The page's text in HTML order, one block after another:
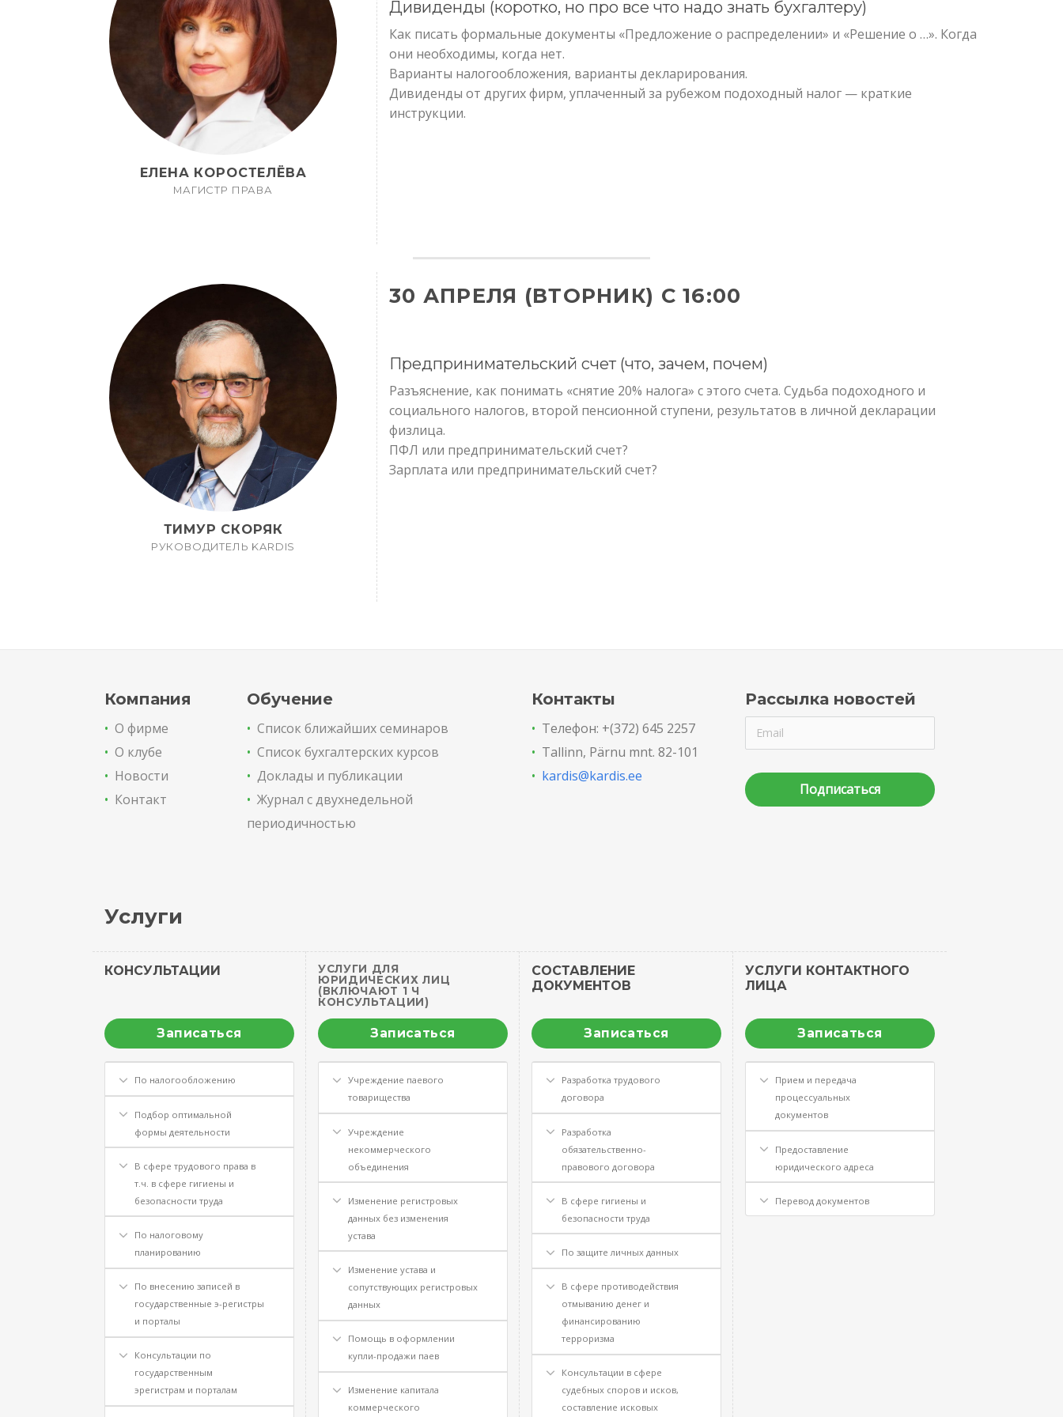
ЕЛЕНА КОРОСТЕЛЁВА
МАГИСТР ПРАВА
Дивиденды (коротко, но про все что надо знать бухгалтеру)
Как писать формальные документы «Предложение о распределении» и «Решение о …». Когда
они необходимы, когда нет.
Варианты налогообложения, варианты декларирования.
Дивиденды от других фирм, уплаченный за рубежом подоходный налог — краткие
инструкции.
ТИМУР СКОРЯК
РУКОВОДИТЕЛЬ KARDIS
30 АПРЕЛЯ (ВТОРНИК) С 16:00
Предпринимательский счет (что, зачем, почем)
Разъяснение, как понимать «снятие 20% налога» с этого счета. Судьба подоходного и
социального налогов, второй пенсионной ступени, результатов в личной декларации
физлица.
ПФЛ или предпринимательский счет?
Зарплата или предпринимательский счет?
Компания
• О фирме
• О клубе
• Новости
• Контакт
Обучение
• Список ближайших семинаров
• Список бухгалтерских курсов
• Доклады и публикации
• Журнал с двухнедельной
периодичностью
Контакты
• Телефон: +(372) 645 2257
• Tallinn, Pärnu mnt. 82-101
• kardis@kardis.ee
Рассылка новостей
Подписаться
Услуги
КОНСУЛЬТАЦИИ
Записаться
По налогообложению
Подбор оптимальной
формы деятельности
В сфере трудового права в
т.ч. в сфере гигиены и
безопасности труда
По налоговому
планированию
По внесению записей в
государственные э-регистры
и порталы
Консультации по
государственным
эрегистрам и порталам
УСЛУГИ ДЛЯ
ЮРИДИЧЕСКИХ ЛИЦ
(ВКЛЮЧАЮТ 1 Ч
КОНСУЛЬТАЦИИ)
Записаться
Учреждение паевого
товарищества
Учреждение
некоммерческого
объединения
Изменение регистровых
данных без изменения
устава
Изменение устава и
сопутствующих регистровых
данных
Помощь в оформлении
купли-продажи паев
Изменение капитала
коммерческого
СОСТАВЛЕНИЕ
ДОКУМЕНТОВ
Записаться
Разработка трудового
договора
Разработка
обязательственно-
правового договора
В сфере гигиены и
безопасности труда
По защите личных данных
В сфере противодействия
отмыванию денег и
финансированию
терроризма
Консультации в сфере
судебных споров и исков,
составление исковых
УСЛУГИ КОНТАКТНОГО
ЛИЦА
Записаться
Прием и передача
процессуальных
документов
Предоставление
юридического адреса
Перевод документов